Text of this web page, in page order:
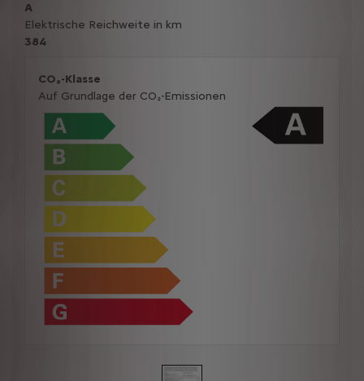
A
Elektrische Reichweite in km
384
CO₂-Klasse
Auf Grundlage der CO₂-Emissionen